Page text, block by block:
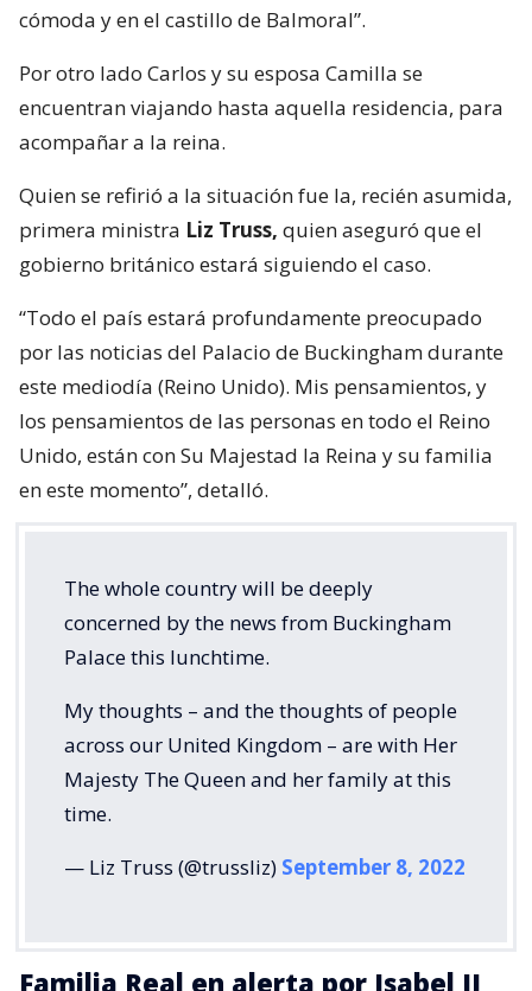
cómoda y en el castillo de Balmoral”.
Por otro lado Carlos y su esposa Camilla se
encuentran viajando hasta aquella residencia, para
acompañar a la reina.
Quien se refirió a la situación fue la, recién asumida,
primera ministra Liz Truss, quien aseguró que el
gobierno británico estará siguiendo el caso.
“Todo el país estará profundamente preocupado
por las noticias del Palacio de Buckingham durante
este mediodía (Reino Unido). Mis pensamientos, y
los pensamientos de las personas en todo el Reino
Unido, están con Su Majestad la Reina y su familia
en este momento”, detalló.
The whole country will be deeply
concerned by the news from Buckingham
Palace this lunchtime.
My thoughts – and the thoughts of people
across our United Kingdom – are with Her
Majesty The Queen and her family at this
time.
— Liz Truss (@trussliz) September 8, 2022
Familia Real en alerta por Isabel II